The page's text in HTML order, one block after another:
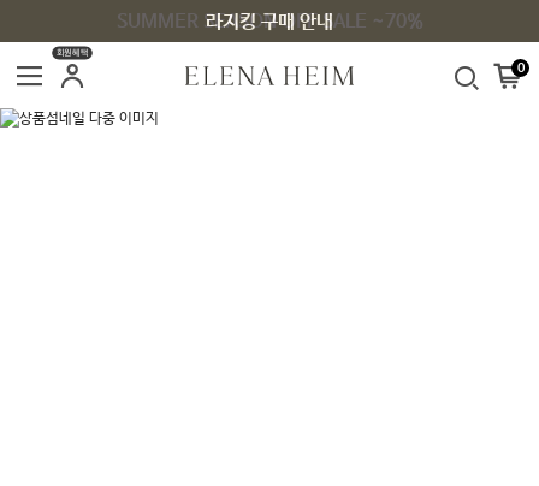
SUMMER SEASON OFF SALE ~70%
라지킹 구매 안내
회원혜택
0